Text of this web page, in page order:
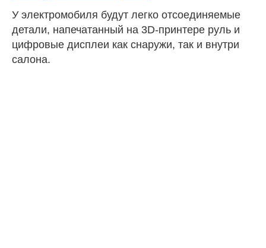
У электромобиля будут легко отсоединяемые
детали, напечатанный на 3D-принтере руль и
цифровые дисплеи как снаружи, так и внутри
салона.